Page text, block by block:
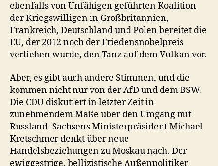
ebenfalls von Unfähigen geführten Koalition
der Kriegswilligen in Großbritannien,
Frankreich, Deutschland und Polen bereitet die
EU, der 2012 noch der Friedensnobelpreis
verliehen wurde, den Tanz auf dem Vulkan vor.
Aber, es gibt auch andere Stimmen, und die
kommen nicht nur von der AfD und dem BSW.
Die CDU diskutiert in letzter Zeit in
zunehmendem Maße über den Umgang mit
Russland. Sachsens Ministerpräsident Michael
Kretschmer denkt über neue
Handelsbeziehungen zu Moskau nach. Der
ewiggestrige, bellizistische Außenpolitiker